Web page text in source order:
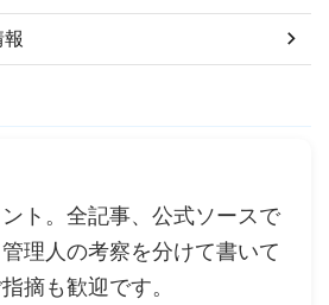
ト。全記事、公式ソースで
理人の考察を分けて書いて
摘も歓迎です。